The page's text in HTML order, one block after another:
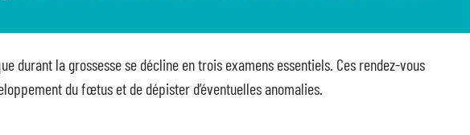
durant la grossesse se décline en trois examens essentiels. Ces rendez-vous
du fœtus et de dépister d’éventuelles anomalies.